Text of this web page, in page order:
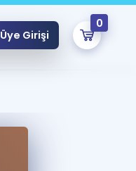
Üye Girişi
0